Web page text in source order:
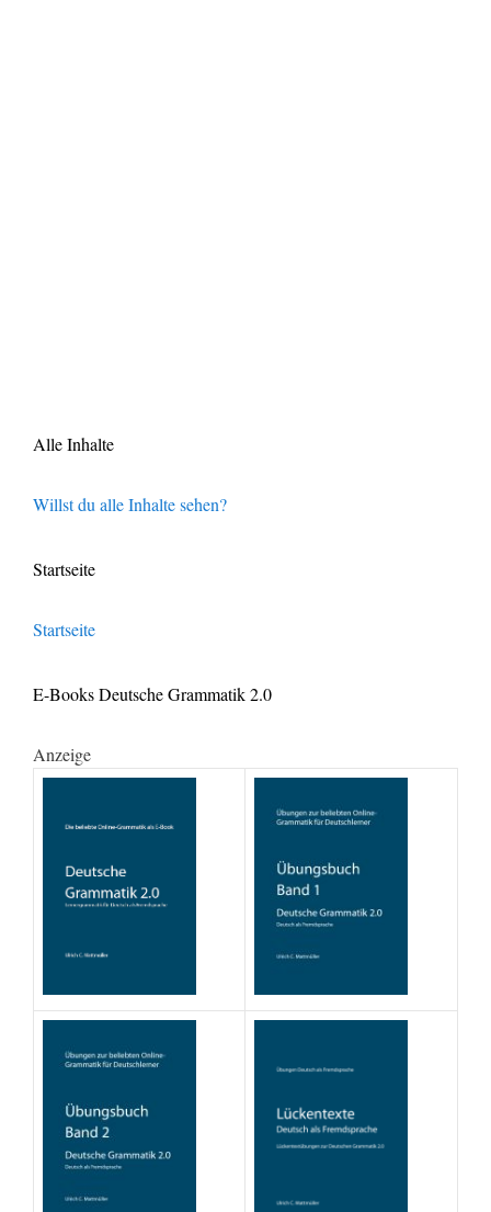
Alle Inhalte
Willst du alle Inhalte sehen?
Startseite
Startseite
E-Books Deutsche Grammatik 2.0
Anzeige